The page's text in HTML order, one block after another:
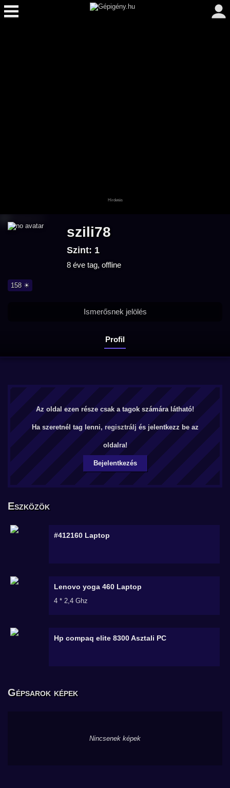
szili78
Szint: 1
8 éve tag, offline
158 ☀
Profil
Ismerősnek jelölés
Az oldal ezen része csak a tagok számára látható!
Ha szeretnél tag lenni, regisztrálj és jelentkezz be az
oldalra!
Bejelentkezés
Eszközök
#412160 Laptop
Lenovo yoga 460 Laptop
4 * 2,4 Ghz
Hp compaq elite 8300Asztali PC
Gépsarok képek
Nincsenek képek